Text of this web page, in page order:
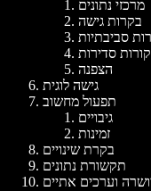
מרכזי נתונים
בקרות גישה
סביבתיות
סדירות
הצפנה
גישה לוגית
תפעול מחשוב
גיבויים
זמינות
בקרת שינויים
תקשורת נתונים
וערכים אתיים